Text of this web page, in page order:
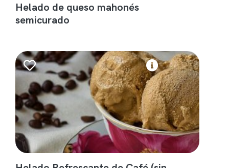
Helado de queso mahonés
semicurado